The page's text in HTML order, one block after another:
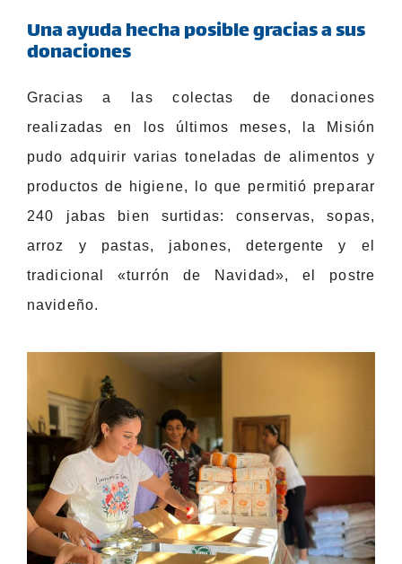
Una ayuda hecha posible gracias a sus
donaciones
Gracias a las colectas de donaciones
realizadas en los últimos meses, la Misión
pudo adquirir varias toneladas de alimentos y
productos de higiene, lo que permitió preparar
240 jabas bien surtidas: conservas, sopas,
arroz y pastas, jabones, detergente y el
tradicional «turrón de Navidad», el postre
navideño.